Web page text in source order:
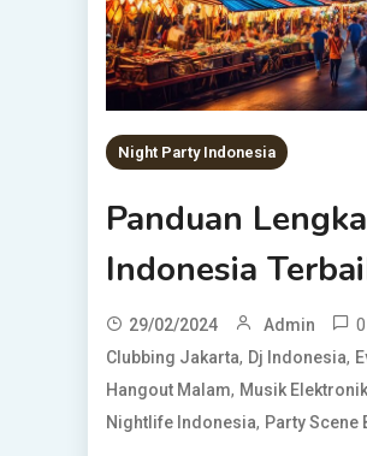
Night Party Indonesia
Panduan
Indonesia
29/02/2024 Admin 0
Clubbing Jakarta, Dj Indonesia,
Hangout Malam, Musik Elektronik
Nightlife Indonesia, Party Scene